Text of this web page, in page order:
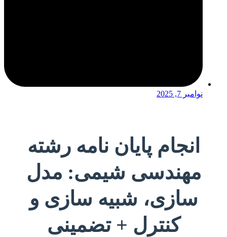
نوامبر 7, 2025
انجام پایان نامه رشته
مهندسی شیمی: مدل
سازی، شبیه سازی و
کنترل + تضمینی